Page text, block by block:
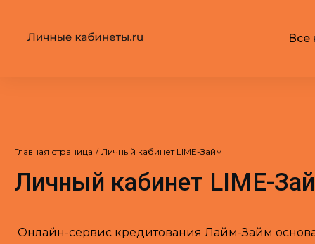
Все
Главная страница / Личный кабинет LIME-Займ
Личный кабинет LIME-
Онлайн-сервис кредитования Лайм-Займ